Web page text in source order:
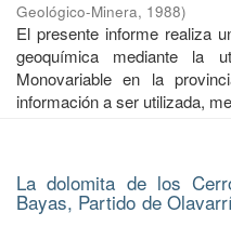
Geológico-Minera, 1988)
El presente informe realiza
geoquímica mediante la
Monovariable en la
información a ser utilizada,
La dolomita de los
Bayas, Partido de